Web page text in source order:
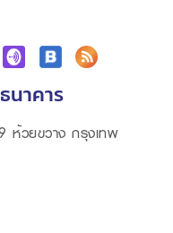
นาคาร
ห้วยขวาง กรุงเทพ